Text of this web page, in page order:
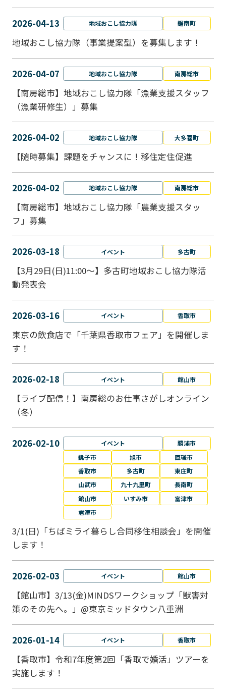
2026-04-13 地域おこし協力隊 鋸南町
地域おこし協力隊（事業提案型）を募集します！
2026-04-07 地域おこし協力隊 南房総市
【南房総市】地域おこし協力隊「漁業支援スタッフ
（漁業研修生）」募集
2026-04-02 地域おこし協力隊 大多喜町
【随時募集】課題をチャンスに！移住定住促進
2026-04-02 地域おこし協力隊 南房総市
【南房総市】地域おこし協力隊「農業支援スタッ
フ」募集
2026-03-18 イベント 多古町
【3月29日(日)11:00～】多古町地域おこし協力隊活
動発表会
2026-03-16 イベント 香取市
東京の飲食店で「千葉県香取市フェア」を開催しま
す！
2026-02-18 イベント 館山市
【ライブ配信！】南房総のお仕事さがしオンライン
（冬）
2026-02-10 イベント
勝浦市
銚子市
旭市
匝瑳市
香取市
多古町
東庄町
山武市
九十九里町
長南町
館山市
いすみ市
富津市
君津市
3/1(日)「ちばミライ暮らし合同移住相談会」を開催
します！
2026-02-03 イベント 館山市
【館山市】3/13(金)MINDSワークショップ「獣害対
策のその先へ。」@東京ミッドタウン八重洲
2026-01-14 イベント 香取市
【香取市】令和7年度第2回「香取で婚活」ツアーを
実施します！